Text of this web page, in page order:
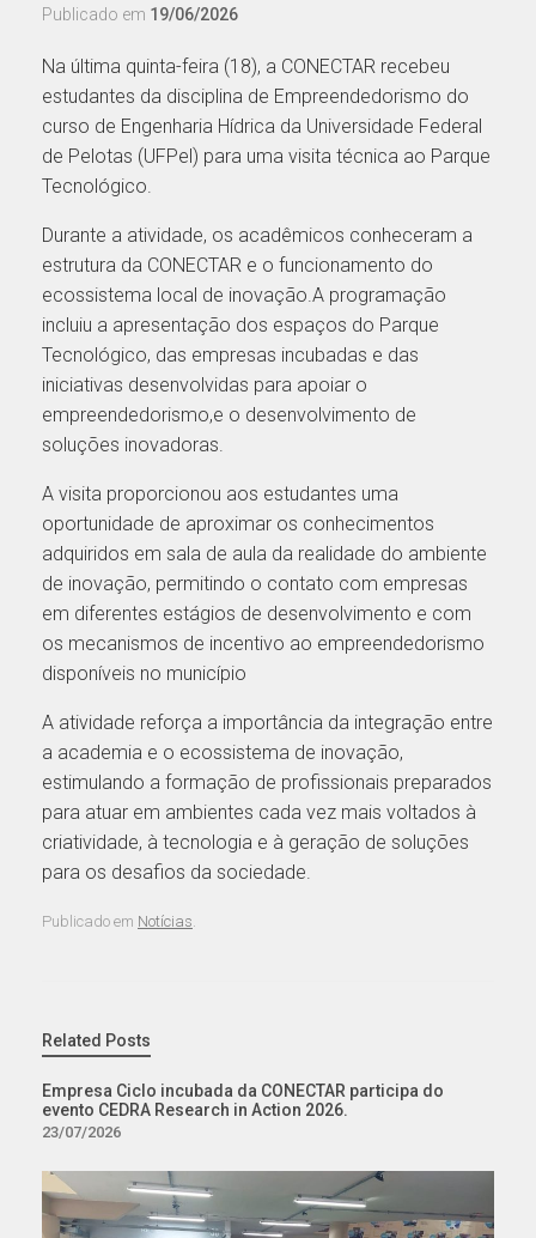
Publicado em 19/06/2026
Na última quinta-feira (18), a CONECTAR recebeu
estudantes da disciplina de Empreendedorismo do
curso de Engenharia Hídrica da Universidade Federal
de Pelotas (UFPel) para uma visita técnica ao Parque
Tecnológico.
Durante a atividade, os acadêmicos conheceram a
estrutura da CONECTAR e o funcionamento do
ecossistema local de inovação.A programação
incluiu a apresentação dos espaços do Parque
Tecnológico, das empresas incubadas e das
iniciativas desenvolvidas para apoiar o
empreendedorismo,e o desenvolvimento de
soluções inovadoras.
A visita proporcionou aos estudantes uma
oportunidade de aproximar os conhecimentos
adquiridos em sala de aula da realidade do ambiente
de inovação, permitindo o contato com empresas
em diferentes estágios de desenvolvimento e com
os mecanismos de incentivo ao empreendedorismo
disponíveis no município
A atividade reforça a importância da integração entre
a academia e o ecossistema de inovação,
estimulando a formação de profissionais preparados
para atuar em ambientes cada vez mais voltados à
criatividade, à tecnologia e à geração de soluções
para os desafios da sociedade.
Publicado em Notícias.
Related Posts
Empresa Ciclo incubada da CONECTAR participa do
evento CEDRA Research in Action 2026.
23/07/2026